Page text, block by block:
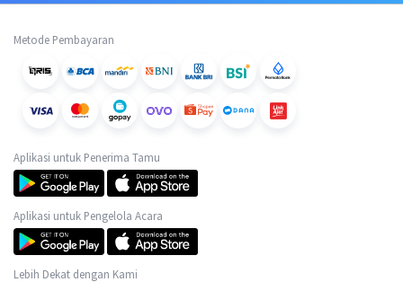
Metode Pembayaran
Aplikasi untuk Penerima Tamu
Aplikasi untuk Pengelola Acara
Lebih Dekat dengan Kami